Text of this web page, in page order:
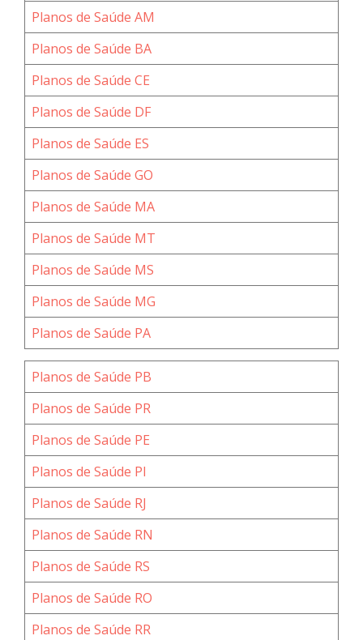
Planos de Saúde AM
Planos de Saúde BA
Planos de Saúde CE
Planos de Saúde DF
Planos de Saúde ES
Planos de Saúde GO
Planos de Saúde MA
Planos de Saúde MT
Planos de Saúde MS
Planos de Saúde MG
Planos de Saúde PA
Planos de Saúde PB
Planos de Saúde PR
Planos de Saúde PE
Planos de Saúde PI
Planos de Saúde RJ
Planos de Saúde RN
Planos de Saúde RS
Planos de Saúde RO
Planos de Saúde RR